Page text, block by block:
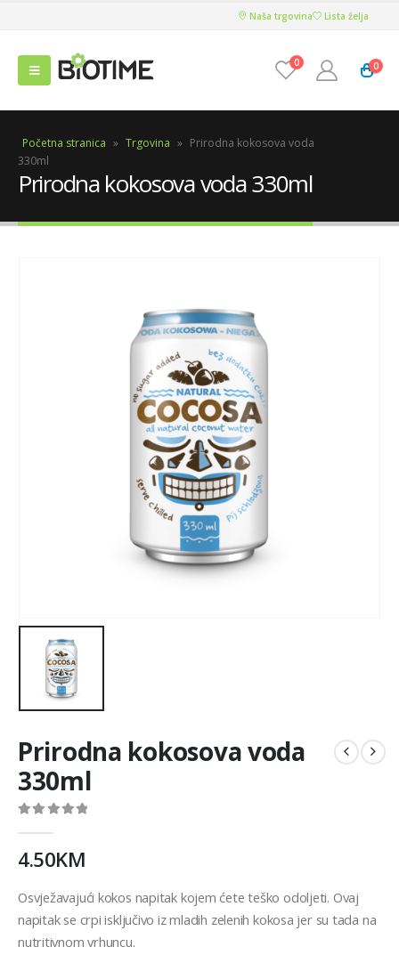
Naša trgovina Lista želja
0 0
Početna stranica » Trgovina » Prirodna kokosova voda
330ml
Prirodna kokosova voda 330ml
Prirodna kokosova voda
330ml
4.50KM
Osvježavajući kokos napitak kojem ćete teško odoljeti. Ovaj
napitak se crpi isključivo iz mladih zelenih kokosa jer su tada na
nutritivnom vrhuncu.